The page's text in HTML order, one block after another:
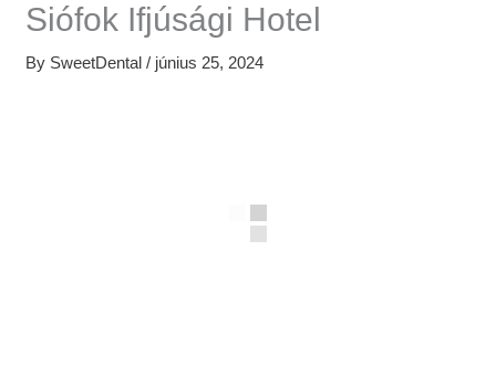
Siófok Ifjúsági Hotel
By SweetDental/ június 25, 2024